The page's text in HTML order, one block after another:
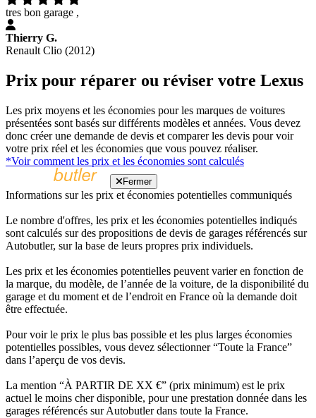
tres bon garage ,
Thierry G.
Renault Clio (2012)
Prix pour réparer ou réviser votre Lexus
Les prix moyens et les économies pour les marques de voitures
présentées sont basés sur différents modèles et années. Vous devez
donc créer une demande de devis et comparer les devis pour voir
votre prix réel et les économies que vous pouvez réaliser.
*Voir comment les prix et les économies sont calculés
Fermer
Informations sur les prix et économies potentielles communiqués
Le nombre d'offres, les prix et les économies potentielles indiqués
sont calculés sur des propositions de devis de garages référencés sur
Autobutler, sur la base de leurs propres prix individuels.
Les prix et les économies potentielles peuvent varier en fonction de
la marque, du modèle, de l’année de la voiture, de la disponibilité du
garage et du moment et de l’endroit en France où la demande doit
être effectuée.
Pour voir le prix le plus bas possible et les plus larges économies
potentielles possibles, vous devez sélectionner “Toute la France”
dans l’aperçu de vos devis.
La mention “À PARTIR DE XX €” (prix minimum) est le prix
actuel le moins cher disponible, pour une prestation donnée dans les
garages référencés sur Autobutler dans toute la France.